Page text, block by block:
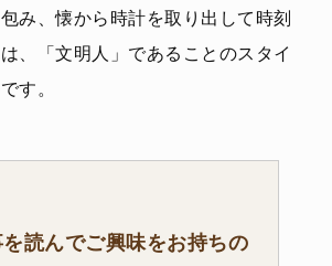
み、懐から時計を取り出して時刻
、「文明人」であることのスタイ
す。
読んでご興味をお持ちの